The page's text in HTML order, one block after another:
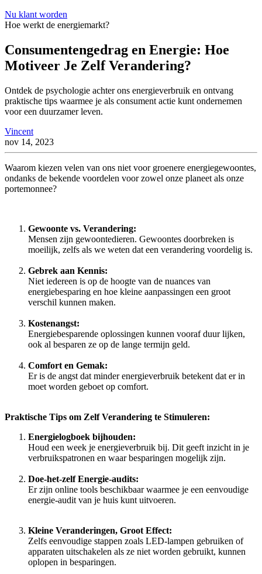
Nu klant worden
Hoe werkt de energiemarkt?
Consumentengedrag en Energie: Hoe
Motiveer Je Zelf Verandering?
Ontdek de psychologie achter ons energieverbruik en ontvang
praktische tips waarmee je als consument actie kunt ondernemen
voor een duurzamer leven.
Vincent
nov 14, 2023
Waarom kiezen velen van ons niet voor groenere energiegewoontes,
ondanks de bekende voordelen voor zowel onze planeet als onze
portemonnee?
Gewoonte vs. Verandering:
Mensen zijn gewoontedieren. Gewoontes doorbreken is
moeilijk, zelfs als we weten dat een verandering voordelig is.
Gebrek aan Kennis:
Niet iedereen is op de hoogte van de nuances van
energiebesparing en hoe kleine aanpassingen een groot
verschil kunnen maken.
Kostenangst:
Energiebesparende oplossingen kunnen vooraf duur lijken,
ook al besparen ze op de lange termijn geld.
Comfort en Gemak:
Er is de angst dat minder energieverbruik betekent dat er in
moet worden geboet op comfort.
Praktische Tips om Zelf Verandering te Stimuleren:
Energielogboek bijhouden:
Houd een week je energieverbruik bij. Dit geeft inzicht in je
verbruikspatronen en waar besparingen mogelijk zijn.
Doe-het-zelf Energie-audits:
Er zijn online tools beschikbaar waarmee je een eenvoudige
energie-audit van je huis kunt uitvoeren.
Kleine Veranderingen, Groot Effect:
Zelfs eenvoudige stappen zoals LED-lampen gebruiken of
apparaten uitschakelen als ze niet worden gebruikt, kunnen
oplopen in besparingen.